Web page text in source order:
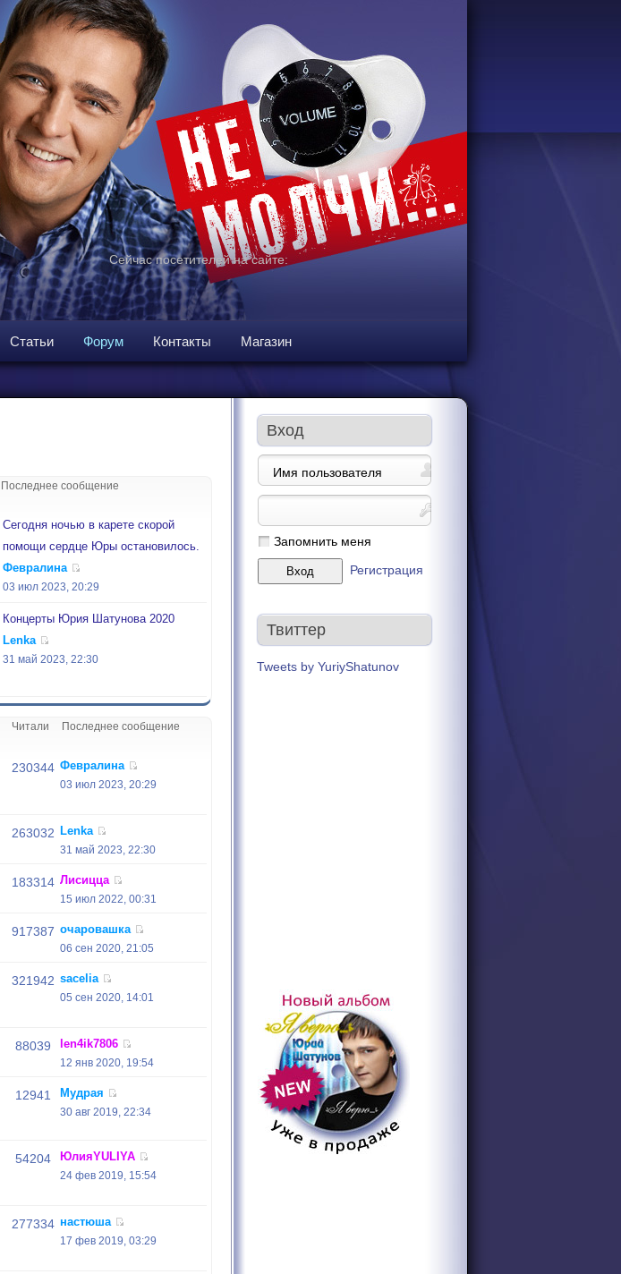
Сейчас посетителей на сайте:
Статьи Форум Контакты Магазин
Последнее сообщение
Сегодня ночью в карете скорой
помощи сердце Юры остановилось.
Февралина
03 июл 2023, 20:29
Концерты Юрия Шатунова 2020
Lenka
31 май 2023, 22:30
Читали Последнее сообщение
230344 Февралина
03 июл 2023, 20:29
263032 Lenka
31 май 2023, 22:30
183314 Лисицца
15 июл 2022, 00:31
917387 очаровашка
06 сен 2020, 21:05
321942 sacelia
05 сен 2020, 14:01
88039 len4ik7806
12 янв 2020, 19:54
12941 Мудрая
30 авг 2019, 22:34
54204 ЮлияYULIYA
24 фев 2019, 15:54
277334 настюша
17 фев 2019, 03:29
Вход
Запомнить меня
Регистрация
Твиттер
Tweets by YuriyShatunov